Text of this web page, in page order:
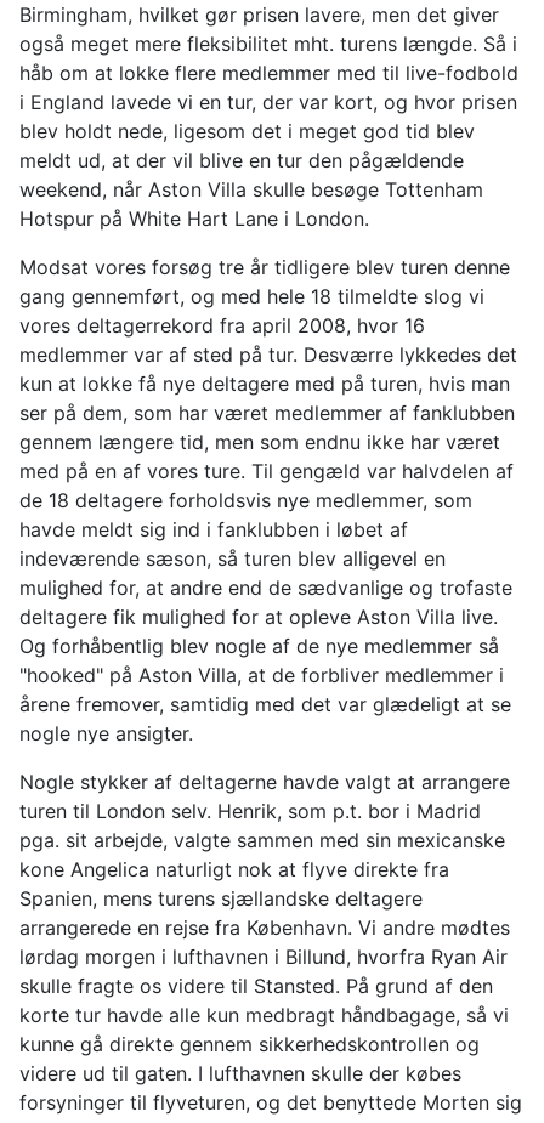
Birmingham, hvilket gør prisen lavere, men det giver
også meget mere fleksibilitet mht. turens længde. Så i
håb om at lokke flere medlemmer med til live-fodbold
i England lavede vi en tur, der var kort, og hvor prisen
blev holdt nede, ligesom det i meget god tid blev
meldt ud, at der vil blive en tur den pågældende
weekend, når Aston Villa skulle besøge Tottenham
Hotspur på White Hart Lane i London.
Modsat vores forsøg tre år tidligere blev turen denne
gang gennemført, og med hele 18 tilmeldte slog vi
vores deltagerrekord fra april 2008, hvor 16
medlemmer var af sted på tur. Desværre lykkedes det
kun at lokke få nye deltagere med på turen, hvis man
ser på dem, som har været medlemmer af fanklubben
gennem længere tid, men som endnu ikke har været
med på en af vores ture. Til gengæld var halvdelen af
de 18 deltagere forholdsvis nye medlemmer, som
havde meldt sig ind i fanklubben i løbet af
indeværende sæson, så turen blev alligevel en
mulighed for, at andre end de sædvanlige og trofaste
deltagere fik mulighed for at opleve Aston Villa live.
Og forhåbentlig blev nogle af de nye medlemmer så
"hooked" på Aston Villa, at de forbliver medlemmer i
årene fremover, samtidig med det var glædeligt at se
nogle nye ansigter.
Nogle stykker af deltagerne havde valgt at arrangere
turen til London selv. Henrik, som p.t. bor i Madrid
pga. sit arbejde, valgte sammen med sin mexicanske
kone Angelica naturligt nok at flyve direkte fra
Spanien, mens turens sjællandske deltagere
arrangerede en rejse fra København. Vi andre mødtes
lørdag morgen i lufthavnen i Billund, hvorfra Ryan Air
skulle fragte os videre til Stansted. På grund af den
korte tur havde alle kun medbragt håndbagage, så vi
kunne gå direkte gennem sikkerhedskontrollen og
videre ud til gaten. I lufthavnen skulle der købes
forsyninger til flyveturen, og det benyttede Morten sig